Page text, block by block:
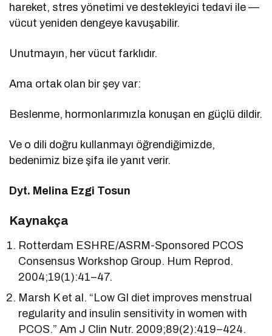
hareket, stres yönetimi ve destekleyici tedavi ile —
vücut yeniden dengeye kavuşabilir.
Unutmayın, her vücut farklıdır.
Ama ortak olan bir şey var:
Beslenme, hormonlarımızla konuşan en güçlü dildir.
Ve o dili doğru kullanmayı öğrendiğimizde,
bedenimiz bize şifa ile yanıt verir.
Dyt. Melina Ezgi Tosun
Kaynakça
Rotterdam ESHRE/ASRM-Sponsored PCOS
Consensus Workshop Group. Hum Reprod.
2004;19(1):41–47.
Marsh K et al. “Low GI diet improves menstrual
regularity and insulin sensitivity in women with
PCOS.” Am J Clin Nutr. 2009;89(2):419–424.